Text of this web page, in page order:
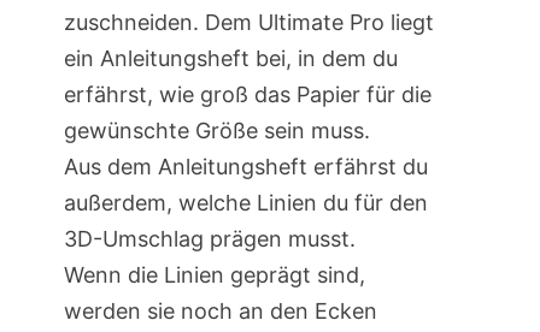
zuschneiden. Dem Ultimate Pro liegt
ein Anleitungsheft bei, in dem du
erfährst, wie groß das Papier für die
gewünschte Größe sein muss.
Aus dem Anleitungsheft erfährst du
außerdem, welche Linien du für den
3D-Umschlag prägen musst.
Wenn die Linien geprägt sind,
werden sie noch an den Ecken